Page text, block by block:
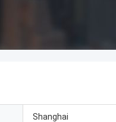
Shanghai